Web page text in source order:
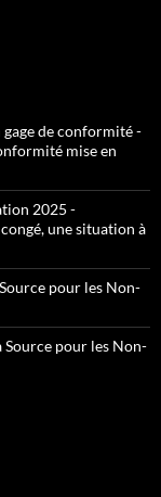
de conformité -
mise en
2025 -
une situation à
pour les Non-
Source pour les Non-